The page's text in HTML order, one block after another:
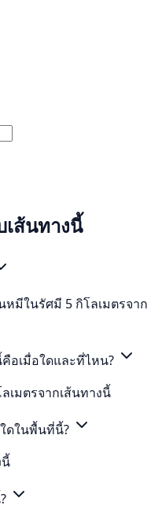
ส้นทางนี้
มีในรัศมี 5 กิโลเมตรจาก
อเมื่อใดและที่ไหน?
เมตรจากเส้นทางนี้
ดในพื้นที่นี้?